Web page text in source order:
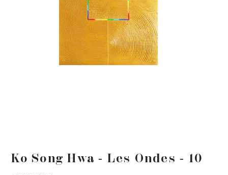
Ko Song Hwa - Les Ondes - 10